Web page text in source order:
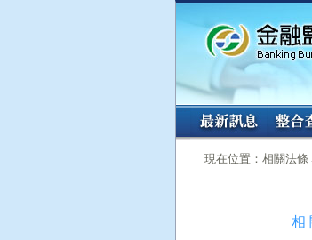
:::
現在位置：相關法條
相